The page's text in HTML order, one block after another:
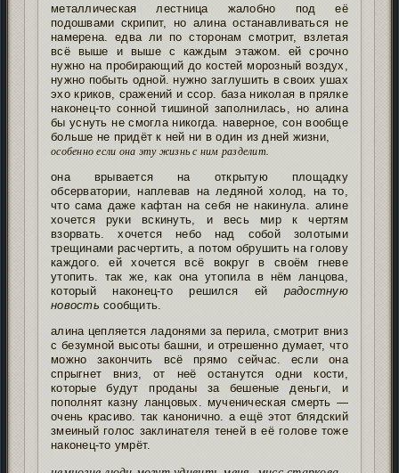
металлическая лестница жалобно под её
подошвами скрипит, но алина останавливаться не
намерена. едва ли по сторонам смотрит, взлетая
всё выше и выше с каждым этажом. ей срочно
нужно на пробирающий до костей морозный воздух,
нужно побыть одной. нужно заглушить в своих ушах
эхо криков, сражений и ссор. база николая в прялке
наконец-то сонной тишиной заполнилась, но алина
бы уснуть не смогла никогда. наверное, сон вообще
больше не придёт к ней ни в один из дней жизни,
особенно если она эту жизнь с ним разделит.
она врывается на открытую площадку
обсерватории, наплевав на ледяной холод, на то,
что сама даже кафтан на себя не накинула. алине
хочется руки вскинуть, и весь мир к чертям
взорвать. хочется небо над собой золотыми
трещинами расчертить, а потом обрушить на голову
каждого. ей хочется всё вокруг в своём гневе
утопить. так же, как она утопила в нём ланцова,
который наконец-то решился ей радостную
новость сообщить.
алина цепляется ладонями за перила, смотрит вниз
с безумной высоты башни, и отрешенно думает, что
можно закончить всё прямо сейчас. если она
спрыгнет вниз, от неё останутся одни кости,
которые будут проданы за бешеные деньги, и
пополнят казну ланцовых. мученическая смерть —
очень красиво. так канонично. а ещё этот блядский
змеиный голос заклинателя теней в её голове тоже
наконец-то умрёт.